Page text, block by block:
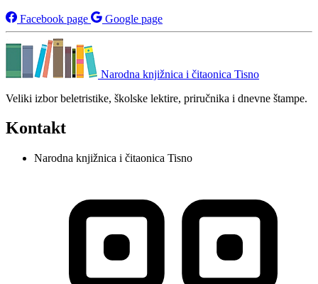
Facebook page Google page
Narodna knjižnica i čitaonica Tisno
Veliki izbor beletristike, školske lektire, priručnika i dnevne štampe.
Kontakt
Narodna knjižnica i čitaonica Tisno